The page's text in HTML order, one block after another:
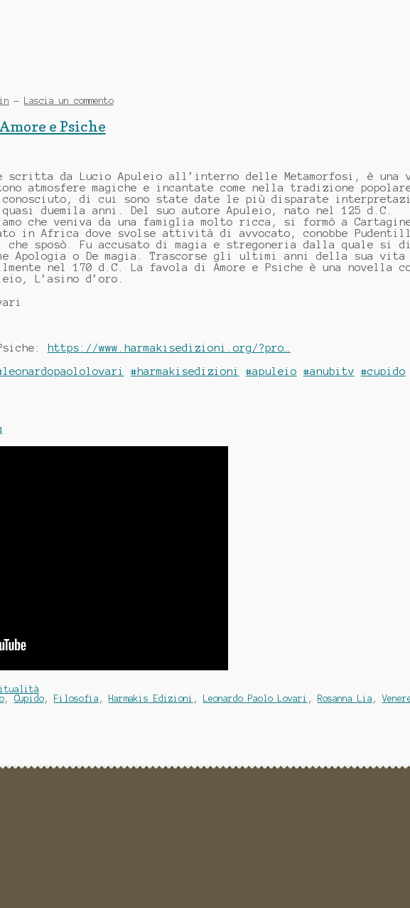
— Lascia un commento
e Psiche
scritta da Lucio Apuleio all’interno delle Metamorfosi, è una
atmosfere magiche e incantate come nella tradizione
di cui sono state date le più disparate
duemila anni. Del suo autore Apuleio, nato nel 125 d.C.
che veniva da una famiglia molto ricca, si formò a
in Africa dove svolse attività di avvocato, conobbe
che sposò. Fu accusato di magia e stregoneria dalla quale si
Apologia o De magia. Trascorse gli ultimi anni della sua vita
nel 170 d.C. La favola di Amore e Psiche è una novella
L’asino d’oro.
https://www.harmakisedizioni.org/?pro…
#harmakisedizioni #apuleio #anubitv #cupido
, Cupido, Filosofia Harmakis Edizioni Leonardo Paolo Lovari Rosanna Lia ,